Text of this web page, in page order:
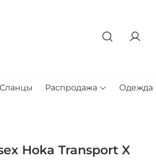
Сланцы Распродажа Одежда
Hoka Transport X